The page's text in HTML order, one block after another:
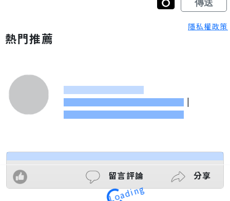
隱私權政策
熱門推薦
|
留言評論 分享
Loading